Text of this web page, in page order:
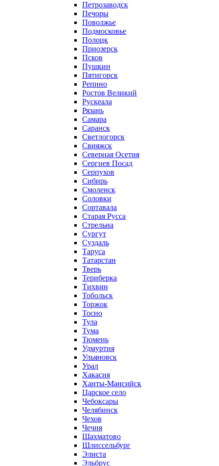
Петрозаводск
Печоры
Поволжье
Подмосковье
Полоцк
Приозерск
Псков
Пушкин
Пятигорск
Репино
Ростов Великий
Рускеала
Рязань
Самара
Саранск
Светлогорск
Свияжск
Северная Осетия
Сергиев Посад
Серпухов
Сибирь
Смоленск
Соловки
Сортавала
Старая Русса
Стрельна
Сургут
Суздаль
Таруса
Татарстан
Тверь
Териберка
Тихвин
Тобольск
Торжок
Тосно
Тула
Тума
Тюмень
Удмуртия
Ульяновск
Урал
Хакасия
Ханты-Мансийск
Царское село
Чебоксары
Челябинск
Чехов
Чечня
Шахматово
Шлиссельбург
Элиста
Эльбрус